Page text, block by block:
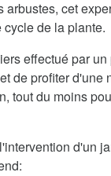
arbustes, cet
de la plante.
effectué par
de profiter d'une
tout du moins
d'un